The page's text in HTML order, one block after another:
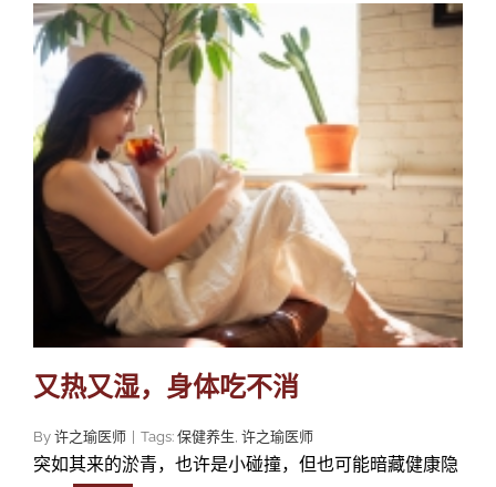
又热又湿，身体吃不消
By 许之瑜医师 Tags: 保健养生 许之瑜医师
突如其来的淤青，也许是小碰撞，但也可能暗藏健康隐